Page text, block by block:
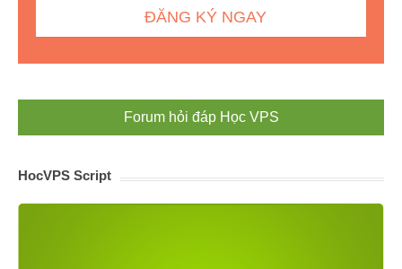
Forum hỏi đáp Học VPS
HocVPS Script